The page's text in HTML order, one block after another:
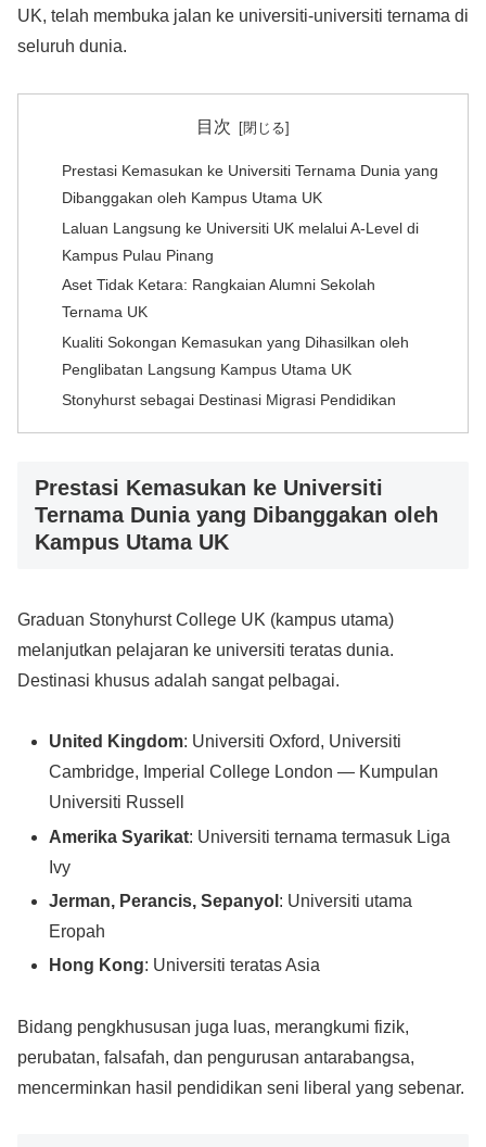
UK, telah membuka jalan ke universiti-universiti ternama di
seluruh dunia.
目次
Prestasi Kemasukan ke Universiti Ternama Dunia yang
Dibanggakan oleh Kampus Utama UK
Laluan Langsung ke Universiti UK melalui A-Level di
Kampus Pulau Pinang
Aset Tidak Ketara: Rangkaian Alumni Sekolah
Ternama UK
Kualiti Sokongan Kemasukan yang Dihasilkan oleh
Penglibatan Langsung Kampus Utama UK
Stonyhurst sebagai Destinasi Migrasi Pendidikan
Prestasi Kemasukan ke Universiti
Ternama Dunia yang Dibanggakan oleh
Kampus Utama UK
Graduan Stonyhurst College UK (kampus utama)
melanjutkan pelajaran ke universiti teratas dunia.
Destinasi khusus adalah sangat pelbagai.
United Kingdom: Universiti Oxford, Universiti
Cambridge, Imperial College London — Kumpulan
Universiti Russell
Amerika Syarikat: Universiti ternama termasuk Liga
Ivy
Jerman, Perancis, Sepanyol : Universiti utama
Eropah
Hong Kong: Universiti teratas Asia
Bidang pengkhususan juga luas, merangkumi fizik,
perubatan, falsafah, dan pengurusan antarabangsa,
mencerminkan hasil pendidikan seni liberal yang sebenar.